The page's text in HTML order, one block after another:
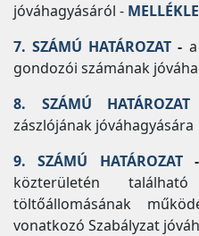
jóváhagyásáról -
7. SZÁMÚ HATÁROZAT -
gondozói számának
8. SZÁMÚ HATÁROZAT
zászlójának jóváhagyására
9. SZÁMÚ HATÁROZAT
közterületén
töltőállomásának
vonatkozó Szabályzat